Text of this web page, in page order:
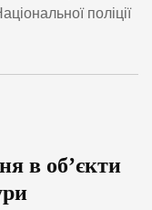
поліції
в обʼєкти